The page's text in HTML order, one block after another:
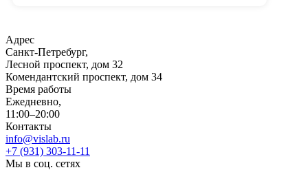
Адрес
Санкт-Петребург,
Лесной проспект, дом 32
Комендантский проспект, дом 34
Время работы
Ежедневно,
11:00–20:00
Контакты
info@vislab.ru
+7 (931) 303-11-11
Мы в соц. сетях